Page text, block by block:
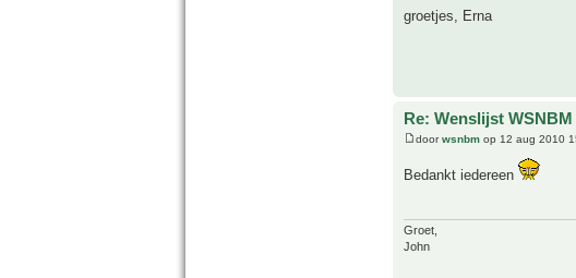
groetjes, Erna
Re: Wenslijst
doorwsnbm op 12 aug 2010
Bedankt iedereen
Groet,
John